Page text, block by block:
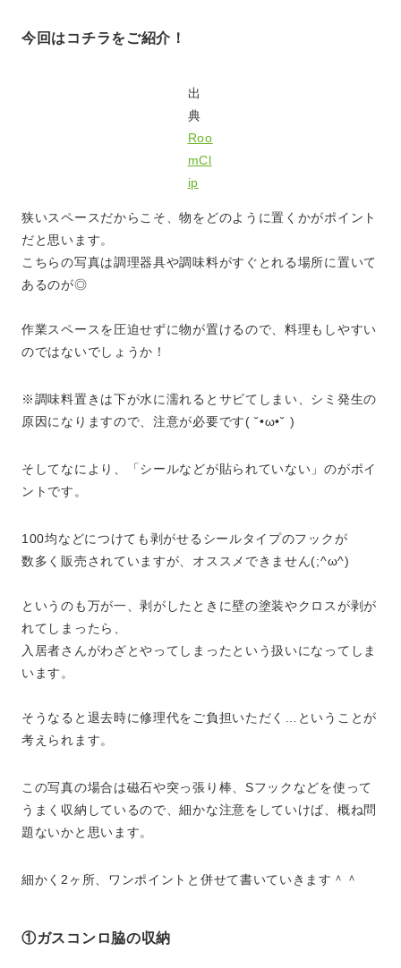
今回はコチラをご紹介！
出
典
Roo
mCl
ip
狭いスペースだからこそ、物をどのように置くかがポイント
だと思います。
こちらの写真は調理器具や調味料がすぐとれる場所に置いて
あるのが◎
作業スペースを圧迫せずに物が置けるので、料理もしやすい
のではないでしょうか！
※調味料置きは下が水に濡れるとサビてしまい、シミ発生の
原因になりますので、注意が必要です( ˘•ω•˘ )
そしてなにより、「シールなどが貼られていない」のがポイ
ントです。
100均などにつけても剥がせるシールタイプのフックが
数多く販売されていますが、オススメできません(;^ω^)
というのも万が一、剥がしたときに壁の塗装やクロスが剥が
れてしまったら、
入居者さんがわざとやってしまったという扱いになってしま
います。
そうなると退去時に修理代をご負担いただく…ということが
考えられます。
この写真の場合は磁石や突っ張り棒、Sフックなどを使って
うまく収納しているので、細かな注意をしていけば、概ね問
題ないかと思います。
細かく2ヶ所、ワンポイントと併せて書いていきます＾＾
①ガスコンロ脇の収納